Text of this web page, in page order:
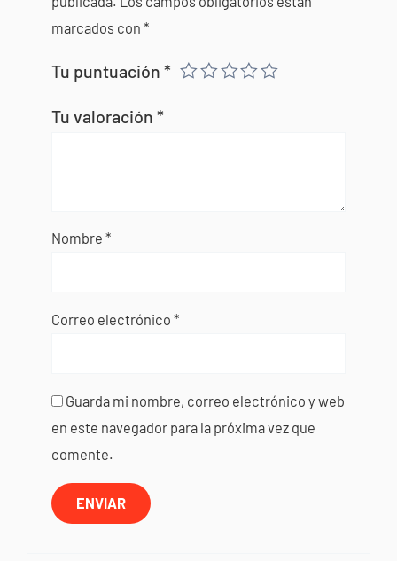
marcados con*
Tu puntuación*
Tu valoración*
Nombre*
Correo electrónico*
Guarda mi nombre, correo electrónico y web
en este navegador para la próxima vez que
comente.